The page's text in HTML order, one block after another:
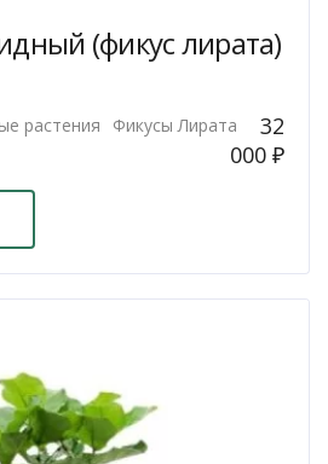
(фикус лирата)
растения Фикусы Лирата
32
000 ₽